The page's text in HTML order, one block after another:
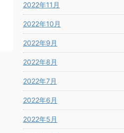
2022年11月
2022年10月
2022年9月
2022年8月
2022年7月
2022年6月
2022年5月